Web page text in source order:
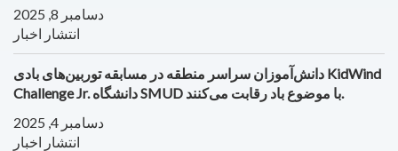
دسامبر 8, 2025
انتشار اخبار
دانش‌آموزان سراسر منطقه در مسابقه توربین‌های بادی KidWind
Challenge Jr. دانشگاه SMUD با موضوع باد رقابت می‌کنند.
دسامبر 4, 2025
انتشار اخبار